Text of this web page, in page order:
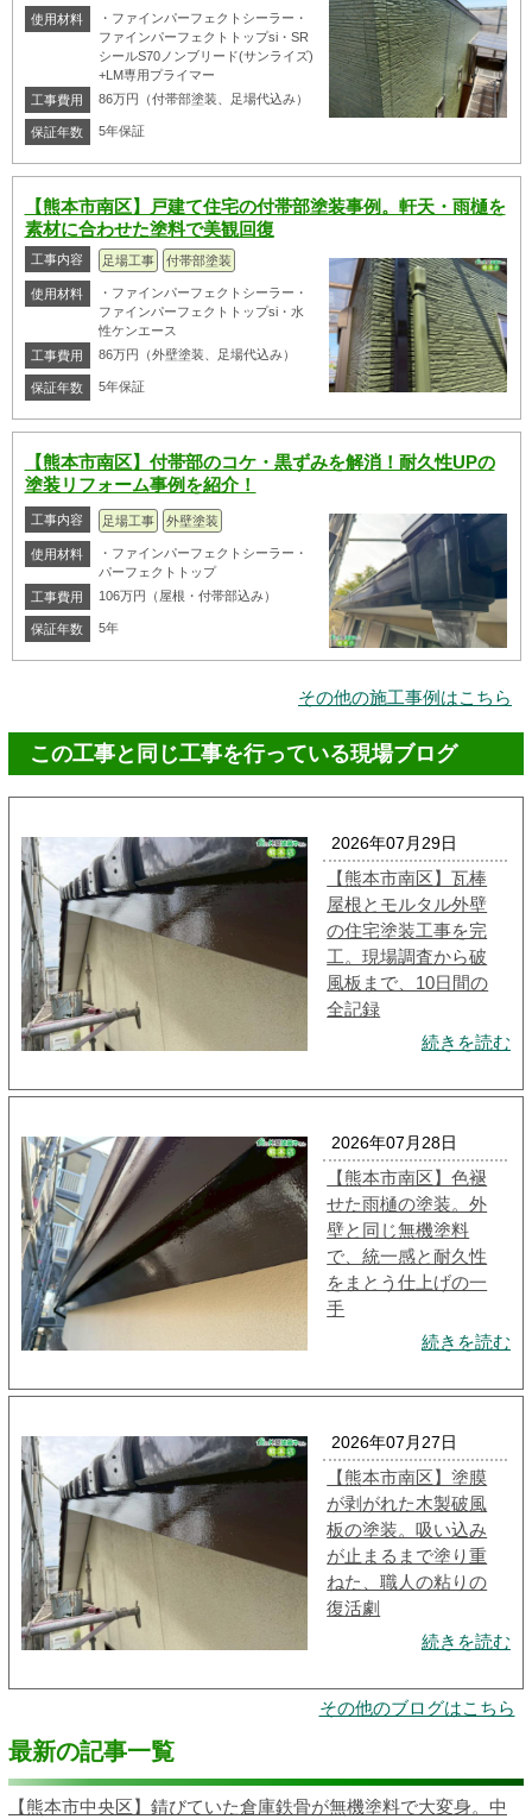
使用材料
・ファインパーフェクトシーラー・
ファインパーフェクトトップsi・SR
シールS70ノンブリード(サンライズ)
+LM専用プライマー
工事費用
86万円（付帯部塗装、足場代込み）
保証年数 5年保証
【熊本市南区】戸建て住宅の付帯部塗装事例。軒天・雨樋を
素材に合わせた塗料で美観回復
工事内容 足場工事 付帯部塗装
使用材料
・ファインパーフェクトシーラー・
ファインパーフェクトトップsi・水
性ケンエース
工事費用
86万円（外壁塗装、足場代込み）
保証年数 5年保証
【熊本市南区】付帯部のコケ・黒ずみを解消！耐久性UPの
塗装リフォーム事例を紹介！
工事内容 足場工事 外壁塗装
使用材料
・ファインパーフェクトシーラー・
パーフェクトトップ
工事費用
106万円（屋根・付帯部込み）
保証年数 5年
その他の施工事例はこちら
この工事と同じ工事を行っている現場ブログ
2026年07月29日
【熊本市南区】瓦棒
屋根とモルタル外壁
の住宅塗装工事を完
工。現場調査から破
風板まで、10日間の
全記録
続きを読む
2026年07月28日
【熊本市南区】色褪
せた雨樋の塗装。外
壁と同じ無機塗料
で、統一感と耐久性
をまとう仕上げの一
手
続きを読む
2026年07月27日
【熊本市南区】塗膜
が剥がれた木製破風
板の塗装。吸い込み
が止まるまで塗り重
ねた、職人の粘りの
復活劇
続きを読む
その他のブログはこちら
最新の記事一覧
【熊本市中央区】錆びていた倉庫鉄骨が無機塗料で大変身。中